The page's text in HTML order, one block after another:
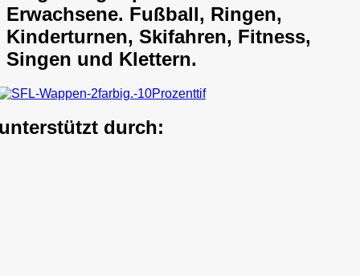
Erwachsene. Fußball, Ringen,
Kinderturnen, Skifahren, Fitness,
Singen und Klettern.
durch: